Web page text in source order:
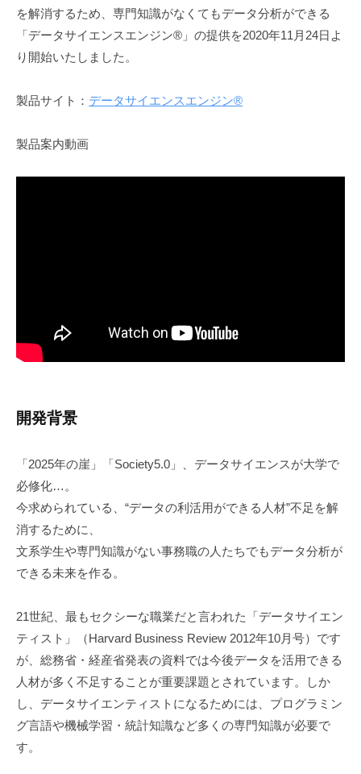
を解消するため、専門知識がなくてもデータ分析ができる
「データサイエンスエンジン®」の提供を2020年11月24日よ
り開始いたしました。
製品サイト： データサイエンスエンジン®
製品案内動画
開発背景
「2025年の崖」「Society5.0」、データサイエンスが大学で
必修化…。
今求められている、“データの利活用ができる人材”不足を解
消するために、
文系学生や専門知識がない事務職の人たちでもデータ分析が
できる未来を作る。
21世紀、最もセクシーな職業だと言われた「データサイエン
ティスト」（Harvard Business Review 2012年10月号）です
が、総務省・経産省発表の資料では今後データを活用できる
人材が多く不足することが重要課題とされています。しか
し、データサイエンティストになるためには、プログラミン
グ言語や機械学習・統計知識など多くの専門知識が必要で
す。